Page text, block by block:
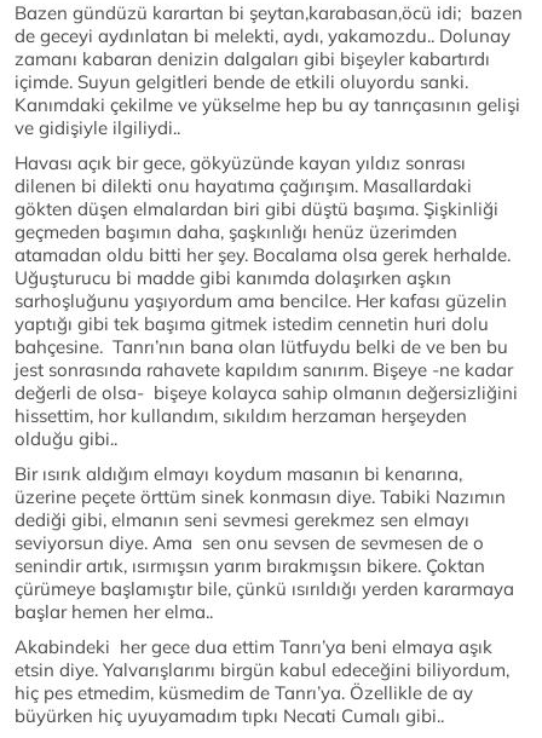
Bazen gündüzü karartan bi şeytan,karabasan,öcü idi; bazen
de geceyi aydınlatan bi melekti, aydı, yakamozdu.. Dolunay
zamanı kabaran denizin dalgaları gibi bişeyler kabartırdı
içimde. Suyun gelgitleri bende de etkili oluyordu sanki.
Kanımdaki çekilme ve yükselme hep bu ay tanrıçasının gelişi
ve gidişiyle ilgiliydi..
Havası açık bir gece, gökyüzünde kayan yıldız sonrası
dilenen bi dilekti onu hayatıma çağırışım. Masallardaki
gökten düşen elmalardan biri gibi düştü başıma. Şişkinliği
geçmeden başımın daha, şaşkınlığı henüz üzerimden
atamadan oldu bitti her şey. Bocalama olsa gerek herhalde.
Uğuşturucu bi madde gibi kanımda dolaşırken aşkın
sarhoşluğunu yaşıyordum ama bencilce. Her kafası güzelin
yaptığı gibi tek başıma gitmek istedim cennetin huri dolu
bahçesine. Tanrı’nın bana olan lütfuydu belki de ve ben bu
jest sonrasında rahavete kapıldım sanırım. Bişeye -ne kadar
değerli de olsa- bişeye kolayca sahip olmanın değersizliğini
hissettim, hor kullandım, sıkıldım herzaman herşeyden
olduğu gibi..
Bir ısırık aldığım elmayı koydum masanın bi kenarına,
üzerine peçete örttüm sinek konmasın diye. Tabiki Nazımın
dediği gibi, elmanın seni sevmesi gerekmez sen elmayı
seviyorsun diye. Ama sen onu sevsen de sevmesen de o
senindir artık, ısırmışsın yarım bırakmışsın bikere. Çoktan
çürümeye başlamıştır bile, çünkü ısırıldığı yerden kararmaya
başlar hemen her elma..
Akabindeki her gece dua ettim Tanrı’ya beni elmaya aşık
etsin diye. Yalvarışlarımı birgün kabul edeceğini biliyordum,
hiç pes etmedim, küsmedim de Tanrı’ya. Özellikle de ay
büyürken hiç uyuyamadım tıpkı Necati Cumalı gibi..